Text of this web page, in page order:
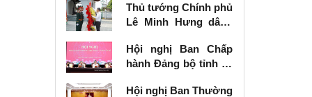
binh tại Lạng Sơn
Thủ tướng Chính phủ
Lê Minh Hưng dâng
các Anh hùng liệt sĩ
tại Lạng Sơn
Hội nghị Ban Chấp
hành Đảng bộ tỉnh kỳ
Hội nghị Ban Thường